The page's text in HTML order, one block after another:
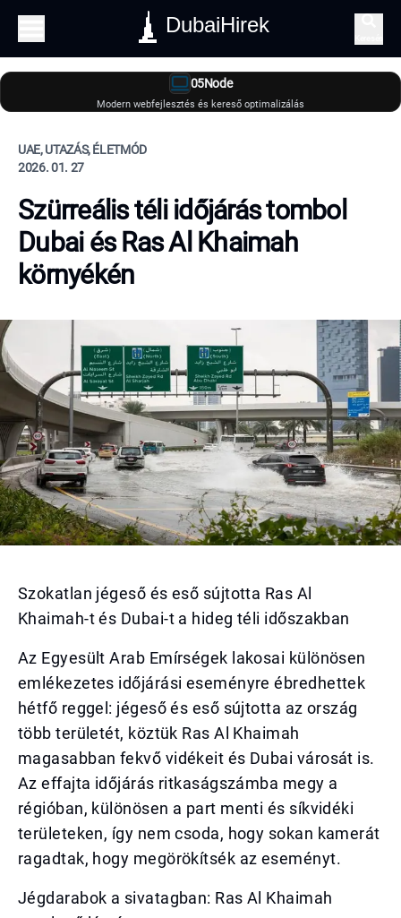
DubaiHirek
05Node
Modern webfejlesztés és kereső optimalizálás
UAE, UTAZÁS, ÉLETMÓD
2026. 01. 27
Szürreális téli időjárás tombol
Dubai és Ras Al Khaimah
környékén
Szokatlan jégeső és eső sújtotta Ras Al
Khaimah-t és Dubai-t a hideg téli időszakban
Az Egyesült Arab Emírségek lakosai különösen
emlékezetes időjárási eseményre ébredhettek
hétfő reggel: jégeső és eső sújtotta az ország
több területét, köztük Ras Al Khaimah
magasabban fekvő vidékeit és Dubai városát is.
Az effajta időjárás ritkaságszámba megy a
régióban, különösen a part menti és síkvidéki
területeken, így nem csoda, hogy sokan kamerát
ragadtak, hogy megörökítsék az eseményt.
Jégdarabok a sivatagban: Ras Al Khaimah